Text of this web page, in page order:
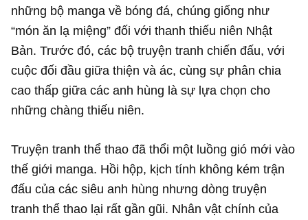
những bộ manga về bóng đá, chúng giống như
“món ăn lạ miệng” đối với thanh thiếu niên Nhật
Bản. Trước đó, các bộ truyện tranh chiến đấu, với
cuộc đối đầu giữa thiện và ác, cùng sự phân chia
cao thấp giữa các anh hùng là sự lựa chọn cho
những chàng thiếu niên.
Truyện tranh thể thao đã thổi một luồng gió mới vào
thế giới manga. Hồi hộp, kịch tính không kém trận
đấu của các siêu anh hùng nhưng dòng truyện
tranh thể thao lại rất gần gũi. Nhân vật chính của